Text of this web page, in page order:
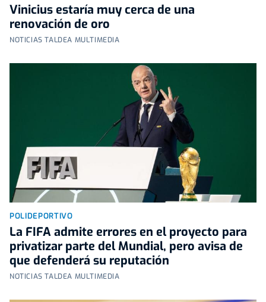
Vinicius estaría muy cerca de una
renovación de oro
NOTICIAS TALDEA MULTIMEDIA
POLIDEPORTIVO
La FIFA admite errores en el proyecto para
privatizar parte del Mundial, pero avisa de
que defenderá su reputación
NOTICIAS TALDEA MULTIMEDIA